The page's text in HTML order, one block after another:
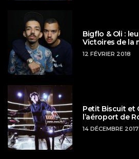
Bigflo & Oli :
Victoires de la
12 FÉVRIER 2018
Petit Biscuit et
l’aéroport de
14 DÉCEMBRE 2017